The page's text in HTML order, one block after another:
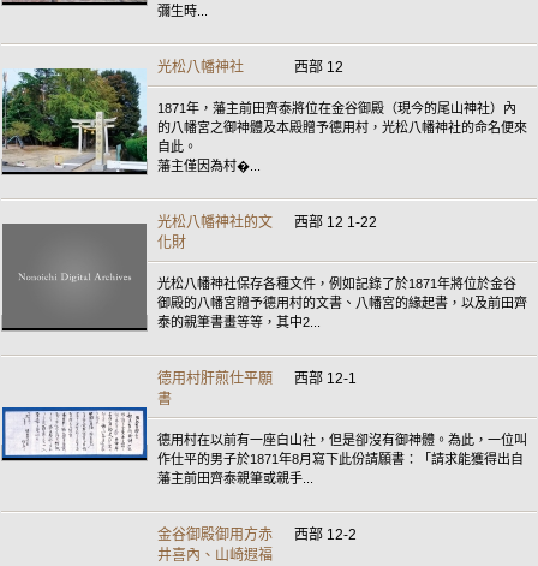
彌生時...
光松八幡神社 西部 12
1871年，藩主前田齊泰將位在金谷御殿（現今的尾山神社）內
的八幡宮之御神體及本殿贈予德用村，光松八幡神社的命名便來
自此。
藩主僅因為村�...
光松八幡神社的文
化財
西部 12 1-22
光松八幡神社保存各種文件，例如記錄了於1871年將位於金谷
御殿的八幡宮贈予德用村的文書、八幡宮的緣起書，以及前田齊
泰的親筆書畫等等，其中2...
德用村肝煎仕平願
書
西部 12-1
德用村在以前有一座白山社，但是卻沒有御神體。為此，一位叫
作仕平的男子於1871年8月寫下此份請願書：「請求能獲得出自
藩主前田齊泰親筆或親手...
金谷御殿御用方赤
井喜內、山崎遐福
西部 12-2